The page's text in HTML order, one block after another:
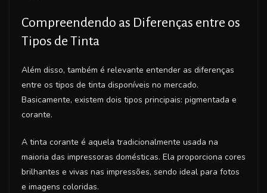
Compreendendo as Diferenças entre os
Tipos de Tinta
Além disso, também é relevante entender as diferenças
entre os tipos de tinta disponíveis no mercado.
Basicamente, existem dois tipos principais: pigmentada e
corante.
A tinta corante é aquela tradicionalmente usada na
maioria das impressoras domésticas. Ela proporciona cores
brilhantes e vivas nas impressões, sendo ideal para fotos
e imagens coloridas.